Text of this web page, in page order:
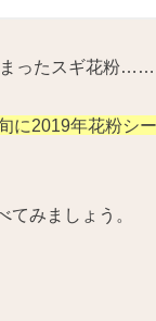
ったスギ花粉……
に2019年花粉シ
みましょう。